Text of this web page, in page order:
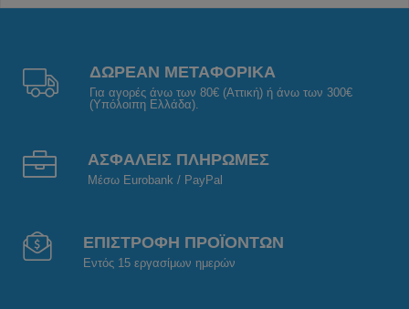
ΔΩΡΕΑΝ ΜΕΤΑΦΟΡΙΚΑ
Για αγορές άνω των 80€ (Αττική) ή άνω των 300€
(Υπόλοιπη Ελλάδα).
ΑΣΦΑΛΕΙΣ ΠΛΗΡΩΜΕΣ
Μέσω Eurobank / PayPal
ΕΠΙΣΤΡΟΦΗ ΠΡΟΪΟΝΤΩΝ
Εντός 15 εργασίμων ημερών